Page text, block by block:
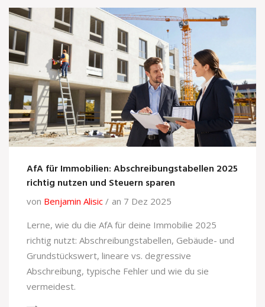
AfA für Immobilien: Abschreibungstabellen 2025
richtig nutzen und Steuern sparen
von Benjamin Alisic
an 7 Dez 2025
Lerne, wie du die AfA für deine Immobilie 2025
richtig nutzt: Abschreibungstabellen, Gebäude- und
Grundstückswert, lineare vs. degressive
Abschreibung, typische Fehler und wie du sie
vermeidest.